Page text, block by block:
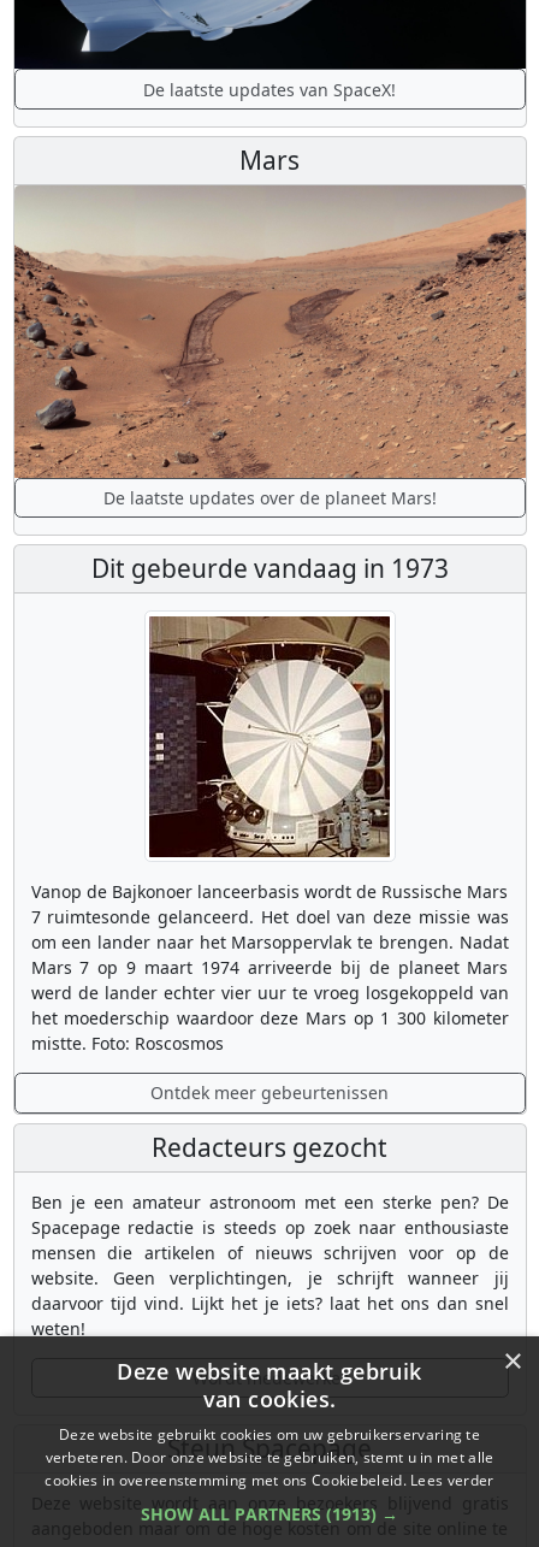
De laatste updates van SpaceX!
Mars
De laatste updates over de planeet Mars!
Dit gebeurde vandaag in 1973
Vanop de Bajkonoer lanceerbasis wordt de Russische Mars
7 ruimtesonde gelanceerd. Het doel van deze missie was
om een lander naar het Marsoppervlak te brengen. Nadat
Mars 7 op 9 maart 1974 arriveerde bij de planeet Mars
werd de lander echter vier uur te vroeg losgekoppeld van
het moederschip waardoor deze Mars op 1 300 kilometer
mistte. Foto: Roscosmos
Ontdek meer gebeurtenissen
Redacteurs gezocht
Ben je een amateur astronoom met een sterke pen? De
Spacepage redactie is steeds op zoek naar enthousiaste
mensen die artikelen of nieuws schrijven voor op de
website. Geen verplichtingen, je schrijft wanneer jij
daarvoor tijd vind. Lijkt het je iets? laat het ons dan snel
weten!
Wordt medewerker
Steun Spacepage
Deze website wordt aan onze bezoekers blijvend gratis
aangeboden maar om de hoge kosten om de site online te
×
Deze website maakt gebruik
van cookies.
Deze website gebruikt cookies om uw gebruikerservaring te
verbeteren. Door onze website te gebruiken, stemt u in met alle
cookies in overeenstemming met ons Cookiebeleid. Lees verder
SHOW ALL PARTNERS (1913) →